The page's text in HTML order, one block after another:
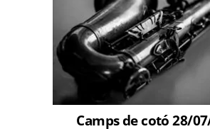
Camps de cotó 28/